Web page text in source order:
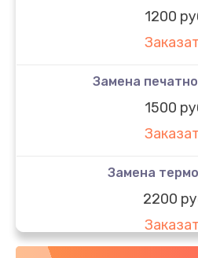
1200
Замена
1500
Замена
2200